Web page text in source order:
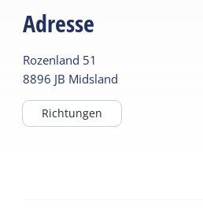
Adresse
Rozenland 51
8896 JB Midsland
Richtungen